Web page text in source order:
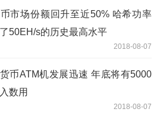
市场份额回升至近50% 哈希功率
50EH/s的历史最高水平
2018-08-07
币ATM机发展迅速 年底将有5000
数用
2018-08-07